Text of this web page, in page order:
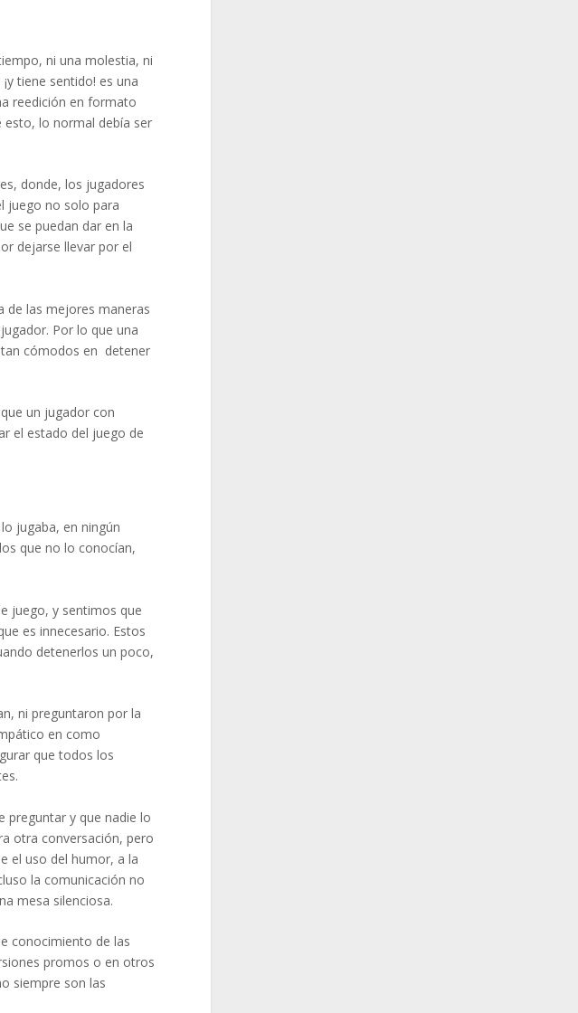
ni una molestia, ni
¡y tiene sentido! es una
reedición en formato
esto, lo normal debía ser
donde, los jugadores
juego no solo para
se puedan dar en la
dejarse llevar por el
de las mejores maneras
Por lo que una
cómodos en detener
un jugador con
el estado del juego de
jugaba, en ningún
que no lo conocían,
juego, y sentimos que
es innecesario. Estos
detenerlos un poco,
ni preguntaron por la
en como
que todos los
preguntar y que nadie lo
otra conversación, pero
el uso del humor, a la
la comunicación no
mesa silenciosa.
conocimiento de las
promos o en otros
siempre son las